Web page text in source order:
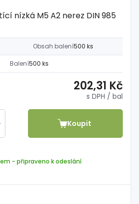
nízká M5 A2 nerez DIN 985
Obsah balení500 ks
Balení500 ks
202,31 Kč
s DPH / bal
Koupit
- připraveno k odeslání